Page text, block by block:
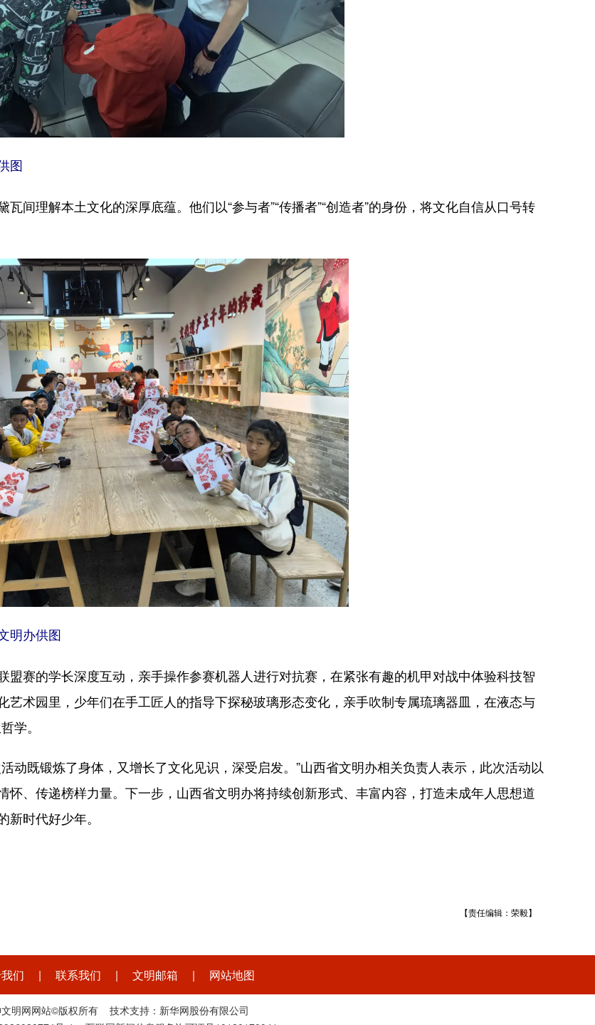
图
理解本土文化的深厚底蕴。他们以“参与者”“传播者”“创造者”的身份，将文化自信从口号转
明办供图
赛的学长深度互动，亲手操作参赛机器人进行对抗赛，在紧张有趣的机甲对战中体验科技智
术园里，少年们在手工匠人的指导下探秘玻璃形态变化，亲手吹制专属琉璃器皿，在液态与
学。
既锻炼了身体，又增长了文化见识，深受启发。”山西省文明办相关负责人表示，此次活动以
、传递榜样力量。下一步，山西省文明办将持续创新形式、丰富内容，打造未成年人思想道
时代好少年。
【责任编辑：荣毅】
们 | 联系我们 | 文明邮箱 | 网站地图
明网网站©版权所有 技术支持：新华网股份有限公司